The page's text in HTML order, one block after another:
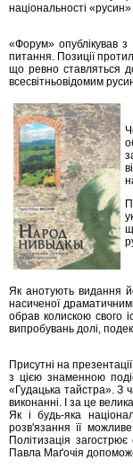
національності
«Форум» опублікував
питання. Позиції
що ревно ставляться
всесвітньовідомим
Як анотують видання
насиченої
обрав колискою свого
випробувань долі,
Присутні на
з цією знаменною
«Гудацька тайстра». З
виконанні. І за це
Як і будь-яка
розв'язання її
Політизація
Павла Маґочія